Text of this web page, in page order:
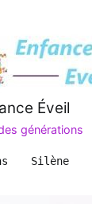
Éveil
générations
Silène